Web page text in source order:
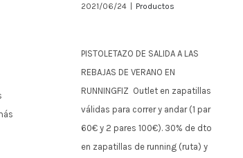
REBAJAS DE VERANO
2021/06/24
Productos
PISTOLETAZO DE SALIDA A LAS
REBAJAS DE VERANO EN
RUNNINGFIZ Outlet en zapatillas
válidas para correr y andar (1 par
60€ y 2 pares 100€). 30% de dto
en zapatillas de running (ruta) y